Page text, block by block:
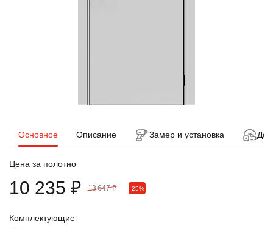
Основное Описание Замер и установка
Комплектующие
Цена за полотно
10 235 ₽ 13 647 ₽ -25%